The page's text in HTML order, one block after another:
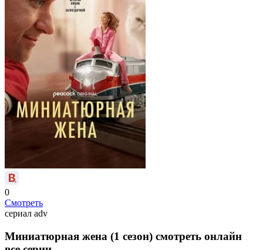
0
Смотреть
сериал adv
Миниатюрная жена (1 сезон) смотреть онлайн